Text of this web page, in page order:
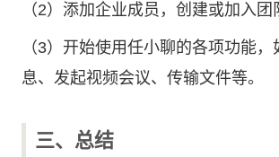
（2）添加企业成员，创建或加入团
（3）开始使用任小聊的各项功能，
息、发起视频会议、传输文件等。
三、总结